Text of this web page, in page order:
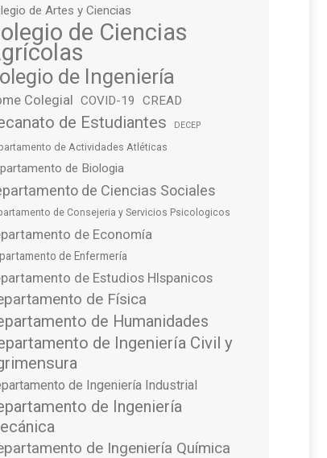
de Artes y Ciencias
de Ciencias
de Ingeniería
Colegial COVID-19 CREAD
de Estudiantes DECEP
de Actividades Atléticas
de Biologia
de Ciencias Sociales
de Consejeria y Servicios Psicologicos
de Economía
de Enfermería
de Estudios HIspanicos
de Física
de Humanidades
de Ingeniería Civil y
de Ingeniería Industrial
de Ingeniería
de Ingeniería Química